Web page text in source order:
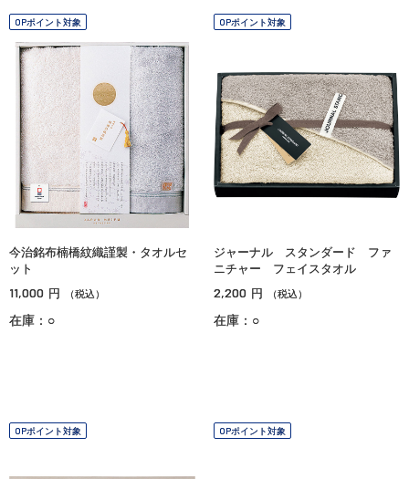
OPポイント対象
今治銘布楠橋紋織謹製・タオルセ
ット
11,000 円 （税込）
在庫：○
OPポイント対象
ジャーナル スタンダード ファ
ニチャー フェイスタオル
2,200 円 （税込）
在庫：○
OPポイント対象 OPポイント対象